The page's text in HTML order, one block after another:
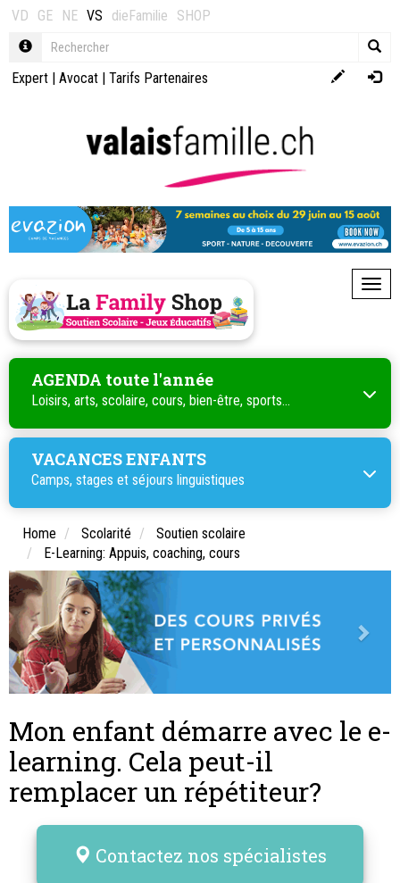
VD GE NE VS dieFamilie SHOP
Expert | Avocat | Tarifs Partenaires
AGENDA toute l'année
Loisirs, arts, scolaire, cours, bien-être, sports...
VACANCES ENFANTS
Camps, stages et séjours linguistiques
Home Scolarité
Soutien scolaire
E-Learning: Appuis, coaching, cours
Mon enfant démarre avec le e-
learning. Cela peut-il
remplacer un répétiteur?
Contactez nos spécialistes